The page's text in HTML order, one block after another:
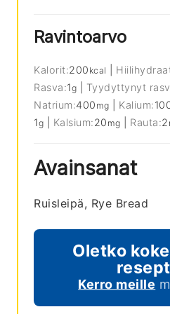
Ravintoarvo
Kalorit:200 kcal
Rasva:1g Tyydyttynyt
Natrium:400 mg Kalium:
1g Kalsium:20 mg Rauta:2
Avainsanat
Ruisleipä, Rye Bread
Oletko
Kerro meille